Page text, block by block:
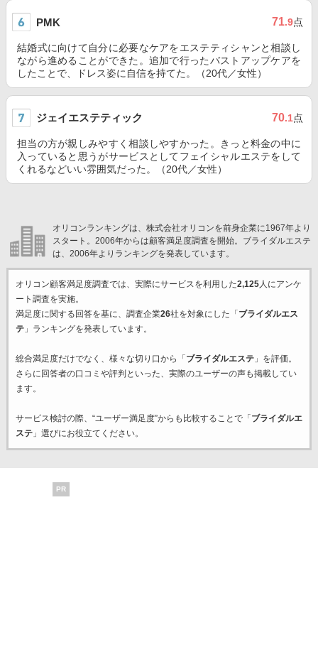
PMK 71.9点
結婚式に向けて自分に必要なケアをエステティシャンと相談し
ながら進めることができた。追加で行ったバストアップケアを
したことで、ドレス姿に自信を持てた。（20代／女性）
ジェイエステティック 70.1点
担当の方が親しみやすく相談しやすかった。きっと料金の中に
入っていると思うがサービスとしてフェイシャルエステをして
くれるなどいい雰囲気だった。（20代／女性）
オリコンランキングは、株式会社オリコンを前身企業に1967年より
スタート。2006年からは顧客満足度調査を開始。ブライダルエステ
は、2006年よりランキングを発表しています。
オリコン顧客満足度調査では、実際にサービスを利用した2,125人にアンケ
ート調査を実施。
満足度に関する回答を基に、調査企業26社を対象にした「 ブライダルエス
テ」ランキングを発表しています。
総合満足度だけでなく、様々な切り口から「 ブライダルエステ」を評価。
さらに回答者の口コミや評判といった、実際のユーザーの声も掲載してい
ます。
サービス検討の際、“ユーザー満足度”からも比較することで「 ブライダルエ
ステ」選びにお役立てください。
PR